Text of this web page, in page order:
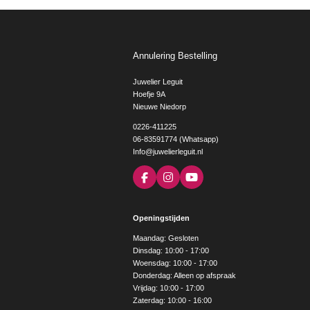
Annulering Bestelling
Juwelier Leguit
Hoefje 9A
Nieuwe Niedorp
0226-411225
06-83591774 (Whatsapp)
Info@juwelierleguit.nl
F
a
b
o
k
I
n
a
g
r
a
m
Y
o
e
Openingstijden
Maandag: Gesloten
Dinsdag: 10:00 - 17:00
Woensdag: 10:00 - 17:00
Donderdag: Alleen op afspraak
Vrijdag: 10:00 - 17:00
Zaterdag: 10:00 - 16:00